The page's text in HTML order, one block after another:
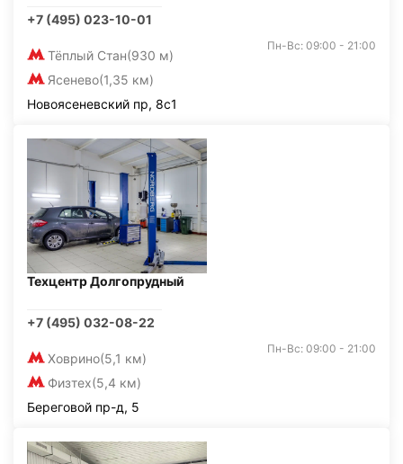
+7 (495) 023-10-01
Тёплый Стан(930 м)
Ясенево(1,35 км)
Пн-Вс: 09:00 - 21:00
Новоясеневский пр, 8с1
Техцентр Долгопрудный
+7 (495) 032-08-22
Ховрино(5,1 км)
Физтех(5,4 км)
Пн-Вс: 09:00 - 21:00
Береговой пр-д, 5